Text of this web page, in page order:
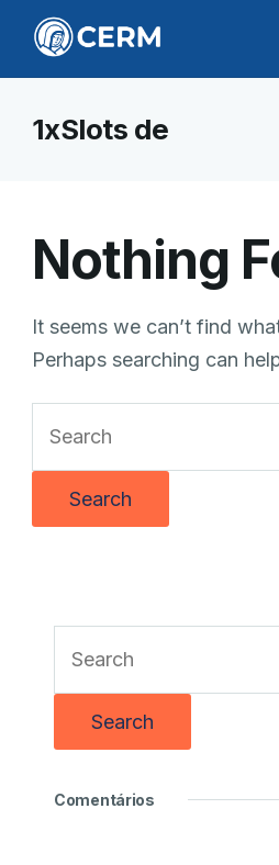
1xSlots de
Nothing
It seems we can’t find
Perhaps searching can
Comentários